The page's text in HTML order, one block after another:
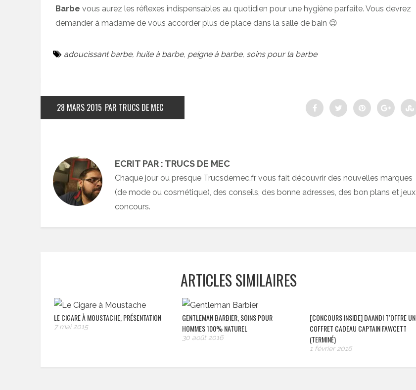
Barbe vous aurez les réflexes indispensables au quotidien pour une hygiène parfaite. Vous devrez
demander à madame de vous accorder plus de place dans la salle de bain 😉
adoucissant barbe, huile à barbe, peigne à barbe, soins pour la barbe
28 MARS 2015 PAR TRUCS DE MEC
ECRIT PAR : TRUCS DE MEC
Chaque jour ou presque Trucsdemec.fr vous fait découvrir des nouvelles marques
(de mode ou cosmétique), des conseils, des bonne adresses, des bon plans et jeux
concours.
ARTICLES SIMILAIRES
LE CIGARE À MOUSTACHE, PRÉSENTATION
7 mai 2015
GENTLEMAN BARBIER, SOINS POUR
HOMMES 100% NATUREL
30 août 2016
[CONCOURS INSIDE] DAANDI T’OFFRE UN
COFFRET CADEAU CAPTAIN FAWCETT
(TERMINÉ)
1 février 2016